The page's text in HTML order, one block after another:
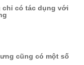
có tác dụng với
cũng có một số